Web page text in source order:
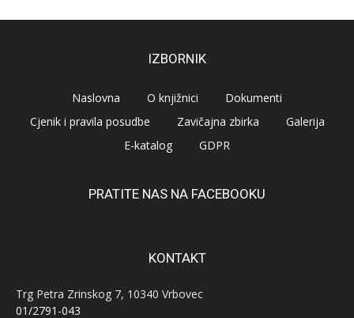
IZBORNIK
Naslovna O knjižnici
Dokumenti
Cjenik i pravila posudbe
Zavičajna zbirka
Galerija
E-katalog
GDPR
PRATITE NAS NA FACEBOOKU
KONTAKT
Trg Petra Zrinskog 7, 10340 Vrbovec
01/2791-043